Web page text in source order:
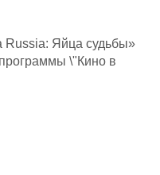
Яйца судьбы»
\"Кино в